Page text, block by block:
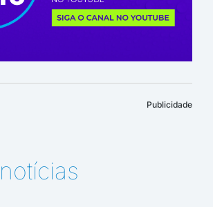
Publicidade